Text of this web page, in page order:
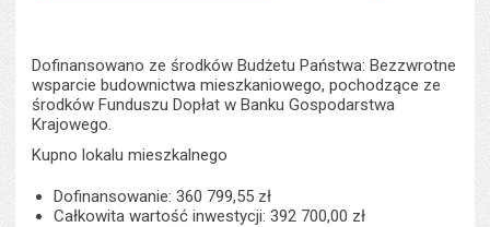
Dofinansowano ze środków Budżetu Państwa: Bezzwrotne
wsparcie budownictwa mieszkaniowego, pochodzące ze
środków Funduszu Dopłat w Banku Gospodarstwa
Krajowego.
Kupno lokalu mieszkalnego
Dofinansowanie: 360 799,55 zł
Całkowita wartość inwestycji: 392 700,00 zł